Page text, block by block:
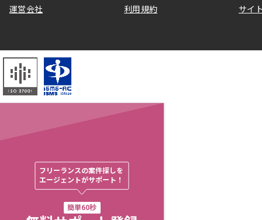
運営会社 利用規約 サイ
フリーランスの案件探しを
エージェントがサポート！
簡単60秒